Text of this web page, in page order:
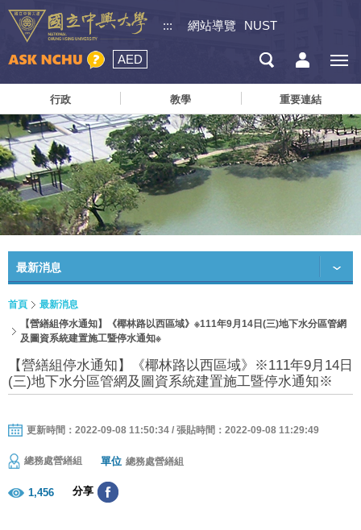
::: 網站導覽 NUST
AED
行政 教學 重要連結
最新消息
首頁
最新消息
【營繕組停水通知】《椰林路以西區域》※111年9月14日(三)地下水分區管網
及圖資系統建置施工暨停水通知※
【營繕組停水通知】《椰林路以西區域》※111年9月14日
(三)地下水分區管網及圖資系統建置施工暨停水通知※
更新時間：2022-09-08 11:50:34 / 張貼時間：2022-09-08 11:29:49
總務處營繕組 單位 總務處營繕組
1,456 分享